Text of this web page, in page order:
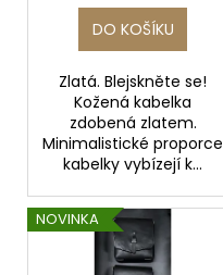
DO KOŠÍKU
Zlatá. Blejskněte se!
Kožená kabelka
zdobená zlatem.
Minimalistické proporce
kabelky vybízejí k...
NOVINKA
KOŽENÁ
KABELKA